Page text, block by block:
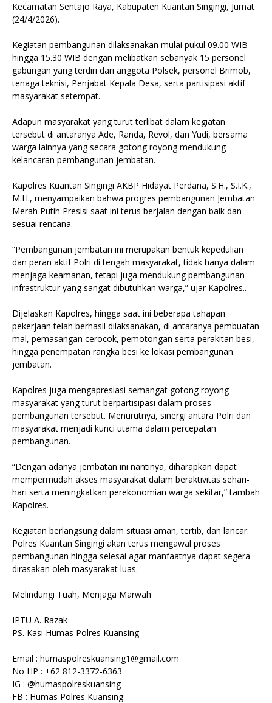
Kecamatan Sentajo Raya, Kabupaten Kuantan Singingi, Jumat
(24/4/2026).
Kegiatan pembangunan dilaksanakan mulai pukul 09.00 WIB
hingga 15.30 WIB dengan melibatkan sebanyak 15 personel
gabungan yang terdiri dari anggota Polsek, personel Brimob,
tenaga teknisi, Penjabat Kepala Desa, serta partisipasi aktif
masyarakat setempat.
Adapun masyarakat yang turut terlibat dalam kegiatan
tersebut di antaranya Ade, Randa, Revol, dan Yudi, bersama
warga lainnya yang secara gotong royong mendukung
kelancaran pembangunan jembatan.
Kapolres Kuantan Singingi AKBP Hidayat Perdana, S.H., S.I.K.,
M.H., menyampaikan bahwa progres pembangunan Jembatan
Merah Putih Presisi saat ini terus berjalan dengan baik dan
sesuai rencana.
“Pembangunan jembatan ini merupakan bentuk kepedulian
dan peran aktif Polri di tengah masyarakat, tidak hanya dalam
menjaga keamanan, tetapi juga mendukung pembangunan
infrastruktur yang sangat dibutuhkan warga,” ujar Kapolres..
Dijelaskan Kapolres, hingga saat ini beberapa tahapan
pekerjaan telah berhasil dilaksanakan, di antaranya pembuatan
mal, pemasangan cerocok, pemotongan serta perakitan besi,
hingga penempatan rangka besi ke lokasi pembangunan
jembatan.
Kapolres juga mengapresiasi semangat gotong royong
masyarakat yang turut berpartisipasi dalam proses
pembangunan tersebut. Menurutnya, sinergi antara Polri dan
masyarakat menjadi kunci utama dalam percepatan
pembangunan.
“Dengan adanya jembatan ini nantinya, diharapkan dapat
mempermudah akses masyarakat dalam beraktivitas sehari-
hari serta meningkatkan perekonomian warga sekitar,” tambah
Kapolres.
Kegiatan berlangsung dalam situasi aman, tertib, dan lancar.
Polres Kuantan Singingi akan terus mengawal proses
pembangunan hingga selesai agar manfaatnya dapat segera
dirasakan oleh masyarakat luas.
Melindungi Tuah, Menjaga Marwah
IPTU A. Razak
PS. Kasi Humas Polres Kuansing
Email : humaspolreskuansing1@gmail.com
No HP : +62 812-3372-6363
IG : @humaspolreskuansing
FB : Humas Polres Kuansing